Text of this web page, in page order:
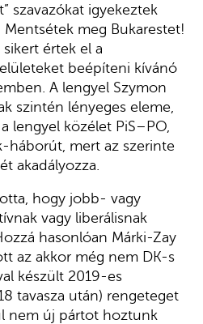
szavazókat igyekeztek
meg Bukarestet!
értek el a
beépíteni kívánó
A lengyel Szymon
szintén lényeges eleme,
lengyel közélet PiS–PO,
háborút, mert az szerinte
akadályozza.
hogy jobb- vagy
vagy liberálisnak
hasonlóan Márki-Zay
az akkor még nem DK-s
készült 2019-es
tavasza után) rengeteget
nem új pártot hoztunk